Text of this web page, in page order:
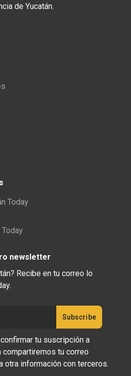
de Yucatán.
Today
newsletter
Recibe en tu correo lo
tu suscripción a
compartiremos tu correo
otra información con terceros.